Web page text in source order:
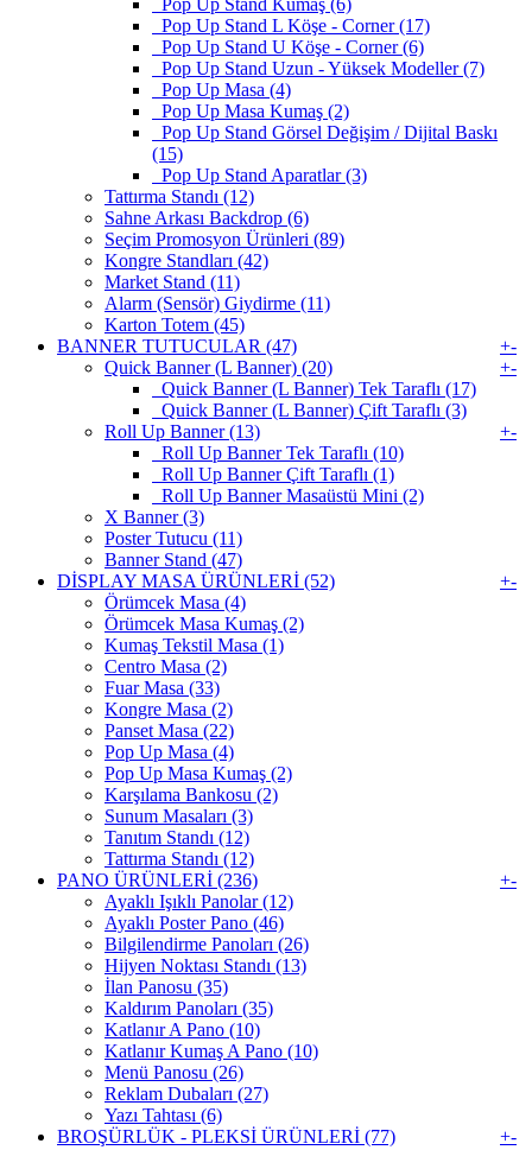
Pop Up Stand L Köşe - Corner (17)
Pop Up Stand U Köşe - Corner (6)
Pop Up Stand Uzun - Yüksek Modeller (7)
Pop Up Masa (4)
Pop Up Masa Kumaş (2)
Pop Up Stand Görsel Değişim / Dijital Baskı
(15)
Pop Up Stand Aparatlar (3)
Tattırma Standı (12)
Sahne Arkası Backdrop (6)
Seçim Promosyon Ürünleri (89)
Kongre Standları (42)
Market Stand (11)
Alarm (Sensör) Giydirme (11)
Karton Totem (45)
BANNER TUTUCULAR (47)
+-
Quick Banner (L Banner) (20)
+-
Quick Banner (L Banner) Tek Taraflı (17)
Quick Banner (L Banner) Çift Taraflı (3)
Roll Up Banner (13)
+-
Roll Up Banner Tek Taraflı (10)
Roll Up Banner Çift Taraflı (1)
Roll Up Banner Masaüstü Mini (2)
X Banner (3)
Poster Tutucu (11)
Banner Stand (47)
DİSPLAY MASA ÜRÜNLERİ (52)
+-
Örümcek Masa (4)
Örümcek Masa Kumaş (2)
Kumaş Tekstil Masa (1)
Centro Masa (2)
Fuar Masa (33)
Kongre Masa (2)
Panset Masa (22)
Pop Up Masa (4)
Pop Up Masa Kumaş (2)
Karşılama Bankosu (2)
Sunum Masaları (3)
Tanıtım Standı (12)
Tattırma Standı (12)
PANO ÜRÜNLERİ (236)
+-
Ayaklı Işıklı Panolar (12)
Ayaklı Poster Pano (46)
Bilgilendirme Panoları (26)
Hijyen Noktası Standı (13)
İlan Panosu (35)
Kaldırım Panoları (35)
Katlanır A Pano (10)
Katlanır Kumaş A Pano (10)
Menü Panosu (26)
Reklam Dubaları (27)
Yazı Tahtası (6)
BROŞÜRLÜK - PLEKSİ ÜRÜNLERİ (77)
+-